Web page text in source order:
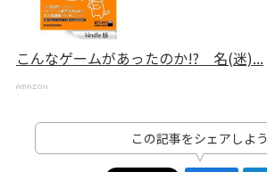
こんなゲームがあったのか!? 名(迷)...
この記事をシェアしよう